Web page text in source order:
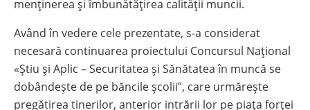
menţinerea şi îmbunătăţirea calităţii muncii.
Având în vedere cele prezentate, s-a considerat
necesară continuarea proiectului Concursul Național
«Știu și Aplic – Securitatea și Sănătatea în muncă se
dobândește de pe băncile școlii”, care urmăreşte
pregătirea tinerilor, anterior intrării lor pe piaţa forţei